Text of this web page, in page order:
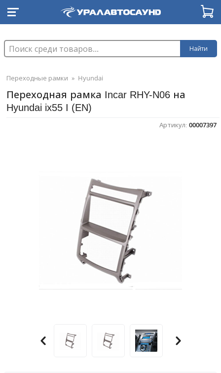
Найти
Переходные рамки » Hyundai
Переходная рамка Incar RHY-N06 на
Hyundai ix55 I (EN)
Артикул: 00007397